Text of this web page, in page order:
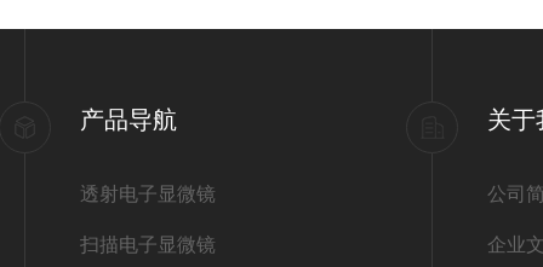
产品导航
透射电子显微镜
扫描电子显微镜
关于
公司
企业